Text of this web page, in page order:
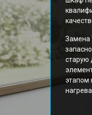
Замена
старую
этапом
нагрева.